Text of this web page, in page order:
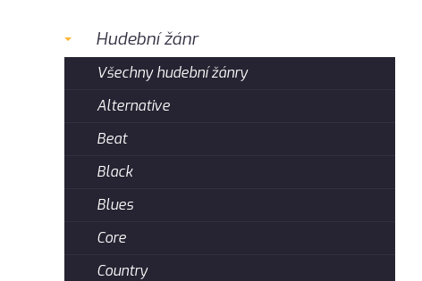
Hudební žánr
Všechny hudební žánry
Alternative
Beat
Black
Blues
Core
Country